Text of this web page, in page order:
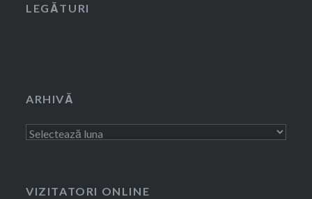
LEGĂTURI
ARHIVĂ
Arhivă
VIZITATORI ONLINE